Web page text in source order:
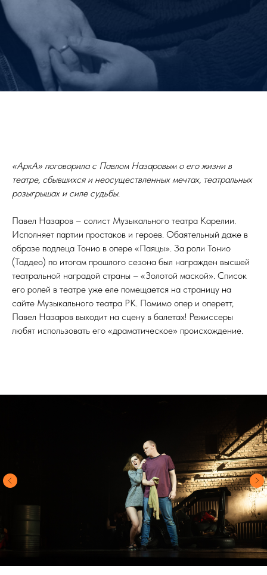
«АркА» поговорила с Павлом Назаровым о его жизни в
театре, сбывшихся и неосуществленных мечтах, театральных
розыгрышах и силе судьбы.
Павел Назаров – солист Музыкального театра Карелии.
Исполняет партии простаков и героев. Обаятельный даже в
образе подлеца Тонио в опере «Паяцы». За роли Тонио
(Таддео) по итогам прошлого сезона был награжден высшей
театральной наградой страны – «Золотой маской». Список
его ролей в театре уже еле помещается на страницу на
сайте Музыкального театра РК. Помимо опер и оперетт,
Павел Назаров выходит на сцену в балетах! Режиссеры
любят использовать его «драматическое» происхождение.